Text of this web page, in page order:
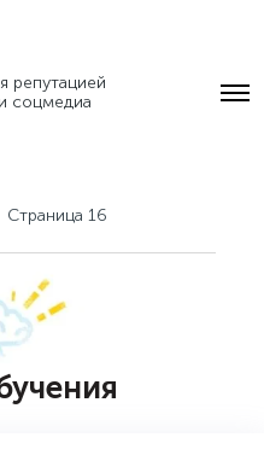
репутацией
соцмедиа
Страница 16